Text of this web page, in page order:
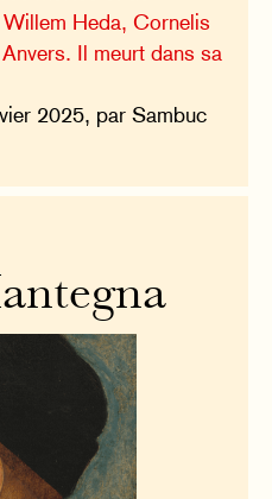
Willem Heda, Cornelis
Il meurt dans sa
2025, par Sambuc